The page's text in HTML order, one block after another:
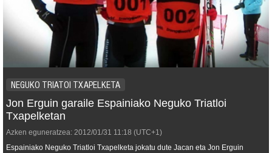
NEGUKO TRIATOI TXAPELKETA
Jon Erguin garaile Espainiako Neguko Triatloi
Txapelketan
Azken eguneratzea: 2012/01/31 11:18 (UTC+1)
Espainiako Neguko Triatloi Txapelketa jokatu dute Jacan eta Jon Erguin